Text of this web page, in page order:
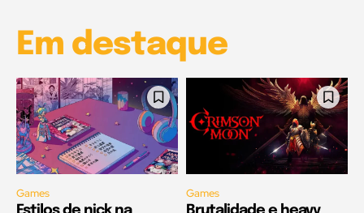
Em destaque
Games Games